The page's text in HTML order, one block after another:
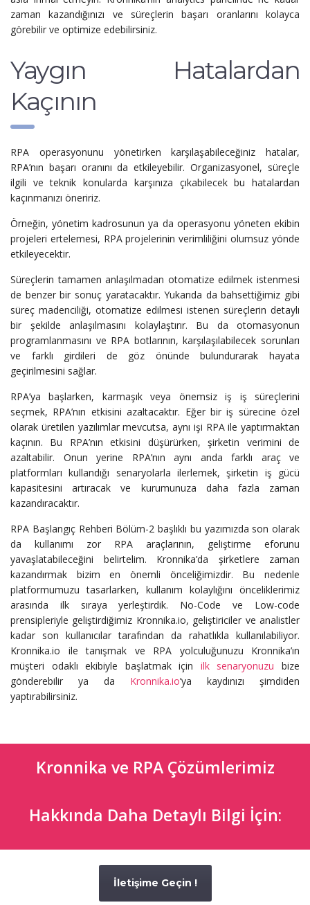
zaman kazandığınızı ve süreçlerin başarı oranlarını kolayca
görebilir ve optimize edebilirsiniz.
Yaygın Hatalardan
Kaçının
RPA operasyonunu yönetirken karşılaşabileceğiniz hatalar,
RPA’nın başarı oranını da etkileyebilir. Organizasyonel, süreçle
ilgili ve teknik konularda karşınıza çıkabilecek bu hatalardan
kaçınmanızı öneririz.
Örneğin, yönetim kadrosunun ya da operasyonu yöneten ekibin
projeleri ertelemesi, RPA projelerinin verimliliğini olumsuz yönde
etkileyecektir.
Süreçlerin tamamen anlaşılmadan otomatize edilmek istenmesi
de benzer bir sonuç yaratacaktır. Yukarıda da bahsettiğimiz gibi
süreç madenciliği, otomatize edilmesi istenen süreçlerin detaylı
bir şekilde anlaşılmasını kolaylaştırır. Bu da otomasyonun
programlanmasını ve RPA botlarının, karşılaşılabilecek sorunları
ve farklı girdileri de göz önünde bulundurarak hayata
geçirilmesini sağlar.
RPA’ya başlarken, karmaşık veya önemsiz iş iş süreçlerini
seçmek, RPA’nın etkisini azaltacaktır. Eğer bir iş sürecine özel
olarak üretilen yazılımlar mevcutsa, aynı işi RPA ile yaptırmaktan
kaçının. Bu RPA’nın etkisini düşürürken, şirketin verimini de
azaltabilir. Onun yerine RPA’nın aynı anda farklı araç ve
platformları kullandığı senaryolarla ilerlemek, şirketin iş gücü
kapasitesini artıracak ve kurumunuza daha fazla zaman
kazandıracaktır.
RPA Başlangıç Rehberi Bölüm-2 başlıklı bu yazımızda son olarak
da kullanımı zor RPA araçlarının, geliştirme eforunu
yavaşlatabileceğini belirtelim. Kronnika’da şirketlere zaman
kazandırmak bizim en önemli önceliğimizdir. Bu nedenle
platformumuzu tasarlarken, kullanım kolaylığını önceliklerimiz
arasında ilk sıraya yerleştirdik. No-Code ve Low-code
prensipleriyle geliştirdiğimiz Kronnika.io, geliştiriciler ve analistler
kadar son kullanıcılar tarafından da rahatlıkla kullanılabiliyor.
Kronnika.io ile tanışmak ve RPA yolculuğunuzu Kronnika’ın
müşteri odaklı ekibiyle başlatmak için
ilk senaryonuzu bize
gönderebilir ya da Kronnika.io’ya kaydınızı şimdiden
yaptırabilirsiniz.
Kronnika ve RPA Çözümlerimiz
Hakkında Daha Detaylı Bilgi İçin:
İletişime Geçin !